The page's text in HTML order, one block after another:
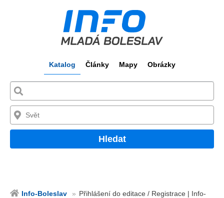
Katalog Články Mapy Obrázky
Hledat
Info-Boleslav
Přihlášení do editace / Registrace | Info-